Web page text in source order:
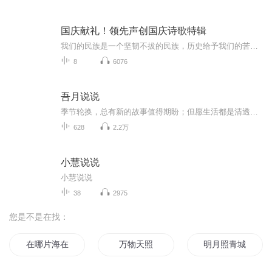
国庆献礼！领先声创国庆诗歌特辑
8 6076
吾月说说
628 2.2万
小慧说说
小慧说说
38 2975
您是不是在找：
在哪片海在那片海 万物天照 明月照青城